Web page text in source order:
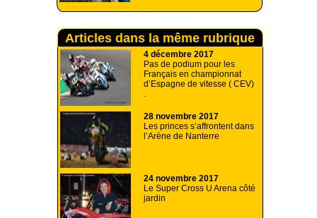
Articles dans la même rubrique
4 décembre 2017
Pas de podium pour les
Français en championnat
d’Espagne de vitesse ( CEV)
.
28 novembre 2017
Les princes s’affrontent dans
l’Arène de Nanterre
24 novembre 2017
Le Super Cross U Arena côté
jardin